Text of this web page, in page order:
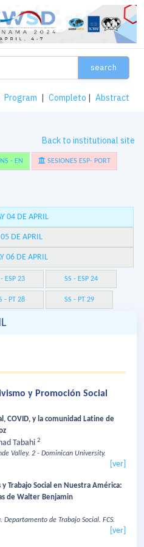
search
Program | Completo | Abstract
Back to institutional site
- EN SESIONES ESP- PORT
04 DE APRIL
DE APRIL
06 DE APRIL
ESP 23 SS - ESP 24
- PT 28 SS - PT 29
y Promoción Social
COVID, y la comunidad Latine de
Tabahi 2
Valley. 2 - Dominican University.
[ver]
Trabajo Social en Nuestra América:
de Walter Benjamin
de Trabajo Social. FCS.
[ver]